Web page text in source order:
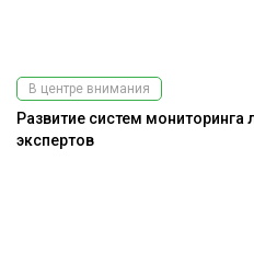
В центре внимания
Развитие систем мониторинга
экспертов